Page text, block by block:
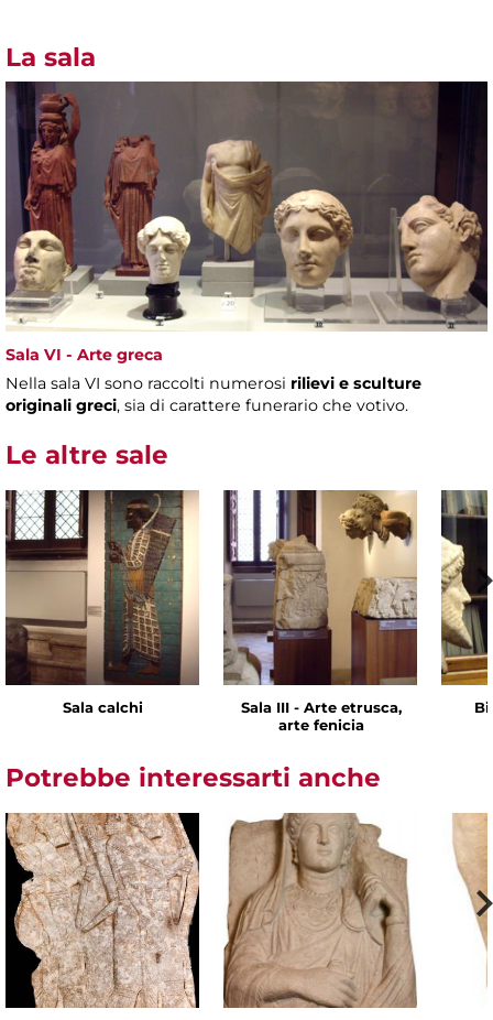
La sala
Sala VI - Arte greca
Nella sala VI sono raccolti numerosi rilievi e sculture
originali greci, sia di carattere funerario che votivo.
Le altre sale
Sala calchi
Sala III - Arte etrusca,
arte fenicia
Potrebbe interessarti anche